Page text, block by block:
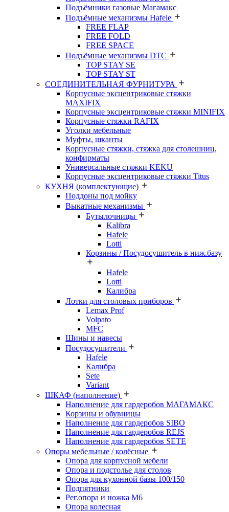
Подъёмники газовые Магамакс
Подъёмные механизмы Hafele
FREE FLAP
FREE FOLD
FREE SPACE
Подъёмные механизмы DTC
TOP STAY SE
TOP STAY ST
СОЕДИНИТЕЛЬНАЯ ФУРНИТУРА
Корпусные эксцентриковые стяжки
MAXIFIX
Корпусные эксцентриковые стяжки MINIFIX
Корпусные стяжки RAFIX
Уголки мебельные
Муфты, шканты
Корпусные стяжки, стяжка для столешниц,
конфирматы
Универсальные стяжки KEKU
Корпусные эксцентриковые стяжки Titus
КУХНЯ (комплектующие)
Поддоны под мойку
Выкатные механизмы
Бутылочницы
Kalibra
Hafele
Lotti
Корзины / Посудосушитель в ниж.базу
Hafele
Lotti
Калибра
Лотки для столовых приборов
Lemax Prof
Volpato
MFC
Шины и навесы
Посудосушители
Hafele
Калибра
Sete
Variant
ШКАФ (наполнение)
Наполнение для гардеробов МАГАМАКС
Корзины и обувницы
Наполнение для гардеробов SIBO
Наполнение для гардеробов REJS
Наполнение для гардеробов SETE
Опоры мебельные / колёсные
Опора для корпусной мебели
Опора и подстолье для столов
Опора для кухонной базы 100/150
Подпятники
Рег.опора и ножка М6
Опора колесная